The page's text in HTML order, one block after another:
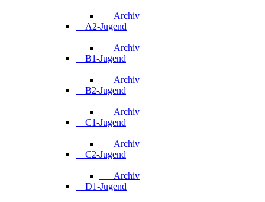
Archiv
A2-Jugend
Archiv
B1-Jugend
Archiv
B2-Jugend
Archiv
C1-Jugend
Archiv
C2-Jugend
Archiv
D1-Jugend